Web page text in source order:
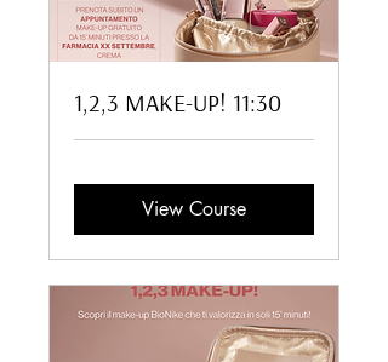
1,2,3 MAKE-UP! 11:30
View Course